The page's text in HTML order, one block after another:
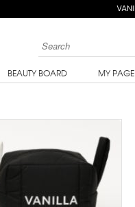
BEAUTY BOARD MY PAGE